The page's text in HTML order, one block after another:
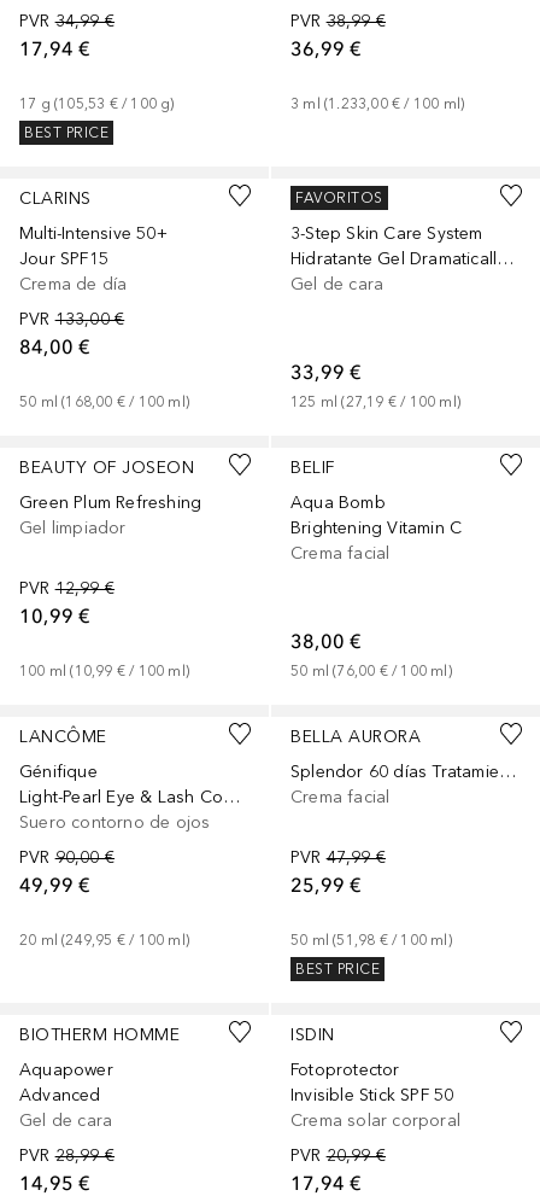
PVR 34,99 €
17,94 €
17 g (105,53 € / 100 g)
BEST PRICE
PVR 38,99 €
36,99 €
3 ml (1.233,00 € / 100 ml)
CLARINS
Multi-Intensive 50+
Jour SPF15
Crema de día
PVR 133,00 €
84,00 €
50 ml (168,00 € / 100 ml)
CLINIQUE
3-Step Skin Care System
Hidratante Gel Dramatically Different
Gel de cara
33,99 €
125 ml (27,19 € / 100 ml)
FAVORITOS
BEAUTY OF JOSEON
Green Plum Refreshing
Gel limpiador
PVR 12,99 €
10,99 €
100 ml (10,99 € / 100 ml)
BELIF
Aqua Bomb
Brightening Vitamin C
Crema facial
38,00 €
50 ml (76,00 € / 100 ml)
LANCÔME
Génifique
Light-Pearl Eye & Lash Concentrate
Suero contorno de ojos
PVR 90,00 €
49,99 €
20 ml (249,95 € / 100 ml)
BELLA AURORA
Splendor 60 días Tratamiento Antiedad Redensificante
Crema facial
PVR 47,99 €
25,99 €
50 ml (51,98 € / 100 ml)
BEST PRICE
BIOTHERM HOMME
Aquapower
Advanced
Gel de cara
PVR 28,99 €
14,95 €
ISDIN
Fotoprotector
Invisible Stick SPF 50
Crema solar corporal
PVR 20,99 €
17,94 €